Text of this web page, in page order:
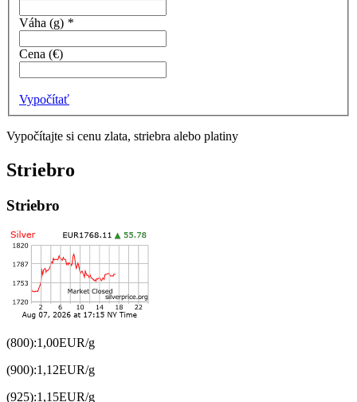
Váha (g) *
Cena (€)
Vypočítať
Vypočítajte si cenu zlata, striebra alebo platiny
Striebro
Striebro
(800):1,00EUR/g
(900):1,12EUR/g
(925):1,15EUR/g